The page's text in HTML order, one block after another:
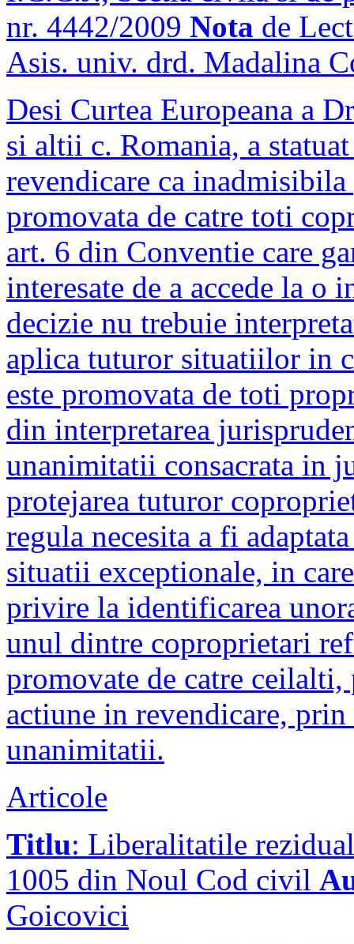
nr. 4442/2009 Nota de
Asis. univ. drd. Madalina
Desi Curtea Europeana a
si altii c. Romania, a
revendicare ca
promovata de catre toti
art. 6 din Conventie care
interesate de a accede la o
decizie nu trebuie
aplica tuturor situatiilor in
este promovata de toti
din interpretarea
unanimitatii consacrata in
protejarea tuturor
regula necesita a fi
situatii exceptionale, in
privire la identificarea
unul dintre coproprietari
promovate de catre
actiune in revendicare,
unanimitatii.
Articole
Titlu: Liberalitatile
1005 din Noul Cod civil
Goicovici